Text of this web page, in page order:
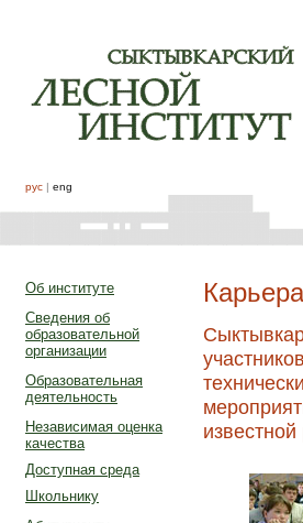
рус | eng
Об институте
Сведения об
образовательной
организации
Образовательная
деятельность
Независимая оценка
качества
Доступная среда
Школьнику